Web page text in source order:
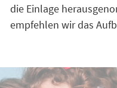
die Einlage
empfehlen wir das